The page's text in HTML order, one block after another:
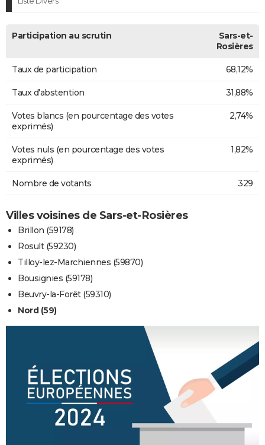
Participation au scrutin
Sars-et-
Rosières
Taux de participation 68,12%
Taux d'abstention 31,88%
Votes blancs (en pourcentage des votes
exprimés)
2,74%
Votes nuls (en pourcentage des votes
exprimés)
1,82%
Nombre de votants 329
Villes voisines de Sars-et-Rosières
Brillon (59178)
Rosult (59230)
Tilloy-lez-Marchiennes (59870)
Bousignies (59178)
Beuvry-la-Forêt (59310)
Nord (59)